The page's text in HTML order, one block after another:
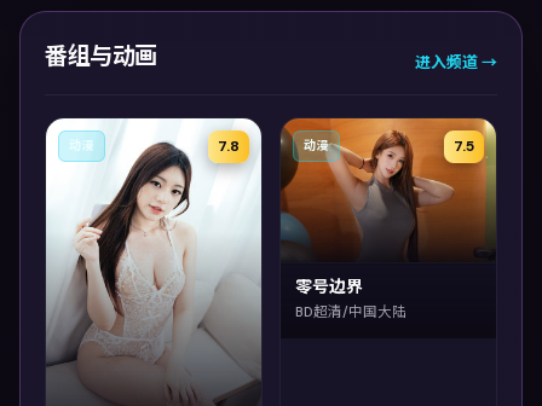
番组与动画 进入频道 →
7.8
动漫 7.5
动漫
零号边界
BD超清/中国大陆